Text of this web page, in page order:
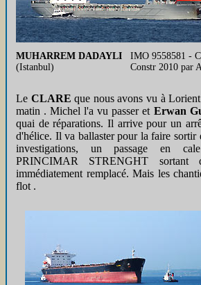
MUHARREM DADAYLI
(Istanbul)
IMO 9558581 -
Constr 2010 par
Le CLARE que nous avons vu à
matin . Michel l'a vu passer et Erwan
quai de réparations. Il arrive pour un
d'hélice. Il va ballaster pour la faire sortir
investigations, un passage en
PRINCIMAR STRENGHT
immédiatement remplacé. Mais les
flot .